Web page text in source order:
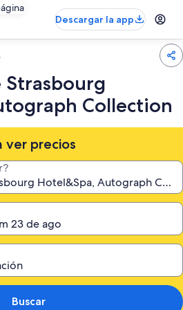
Descargar la app
Strasbourg
Collection
ver precios
Buscar